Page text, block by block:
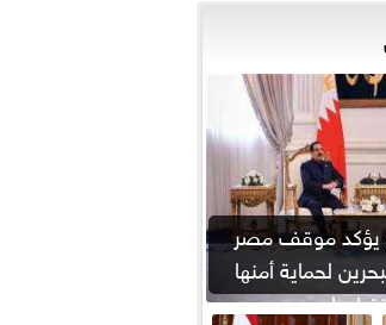
يؤكد موقف مصر
لحماية أمنها